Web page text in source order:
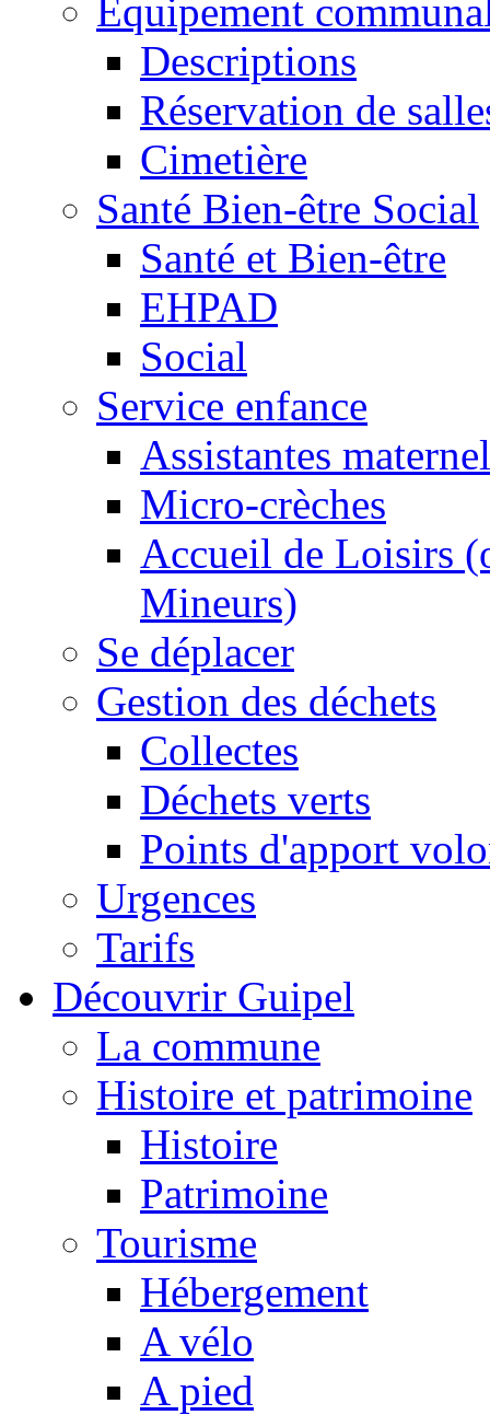
Equipement
Descriptions
Réservation de
Cimetière
Santé Bien-être Social
Santé et Bien-être
EHPAD
Social
Service enfance
Assistantes
Micro-crèches
Accueil de Loisirs
Mineurs)
Se déplacer
Gestion des déchets
Collectes
Déchets verts
Points d'apport
Urgences
Tarifs
Découvrir Guipel
La commune
Histoire et patrimoine
Histoire
Patrimoine
Tourisme
Hébergement
A vélo
A pied